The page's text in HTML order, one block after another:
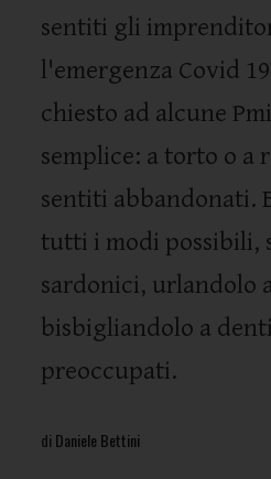
sentiti gli
l'emergenza Covid
chiesto ad alcune
semplice: a torto o a
sentiti abbandonati.
tutti i modi possibili,
sardonici, urlandolo
bisbigliandolo a
preoccupati.
di Daniele Bettini